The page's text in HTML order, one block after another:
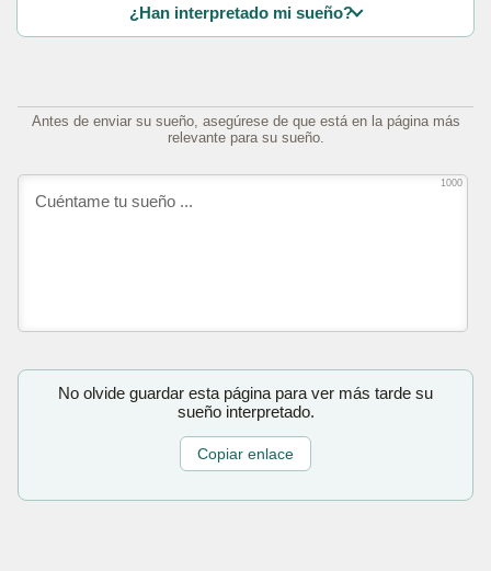
¿Han interpretado mi sueño?
Antes de enviar su sueño, asegúrese de que está en la página más
relevante para su sueño.
1000
No olvide guardar esta página para ver más tarde su
sueño interpretado.
Copiar enlace